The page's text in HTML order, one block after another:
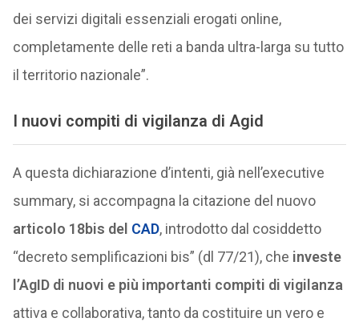
dei servizi digitali essenziali erogati online,
completamente delle reti a banda ultra-larga su tutto
il territorio nazionale”.
I nuovi compiti di vigilanza di Agid
A questa dichiarazione d’intenti, già nell’executive
summary, si accompagna la citazione del nuovo
articolo 18bis del CAD, introdotto dal cosiddetto
“decreto semplificazioni bis” (dl 77/21), che investe
l’AgID di nuovi e più importanti compiti di vigilanza
attiva e collaborativa, tanto da costituire un vero e